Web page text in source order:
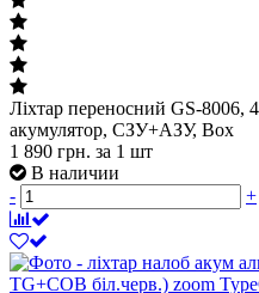
Ліхтар переносний GS-8006,
акумулятор, СЗУ+АЗУ, Box
1 890 грн. за 1 шт
В наличии
-
+